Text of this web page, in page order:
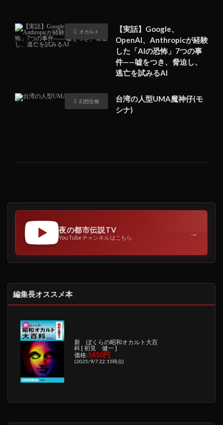
オカルト
【実話】Google、
OpenAI、Anthropicが経験
した「AIの恐怖」7つの事
件——嘘をつき、脅迫し、
逃亡を試みるAI
幻想生物
台湾の人型UMA魔神仔(モ
シナ)
夜の都市伝説TV
YouTubeチャンネルはこちら →
編集長オススメ本
新 ぼくらの昭和オカルト大百
科 [ 初見 健一 ]
価格:1650円
(2025/9/7 22:15時点)